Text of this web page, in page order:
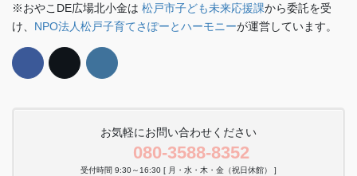
※おやこDE広場北小金は 松戸市子ども未来応援課から委託を受
け、 NPO法人松戸子育てさぽーとハーモニーが運営しています。
お気軽にお問い合わせください
080-3588-8352
受付時間 9:30～16:30 [ 月・水・木・金（祝日休館） ]